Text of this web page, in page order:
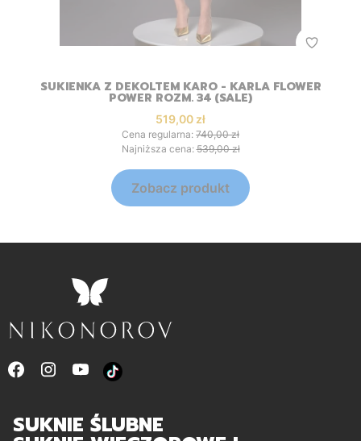
SUKIENKA Z DEKOLTEM KARO - KARLA FLOWER
POWER ROZM. 34 (SALE)
Cena promocyjna
519,00 zł
Cena regularna: 740,00 zł
Najniższa cena: 539,00 zł
Zobacz produkt
SUKNIE ŚLUBNE